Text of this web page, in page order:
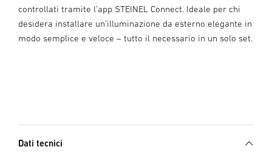
controllati tramite l’app STEINEL Connect. Ideale per chi
desidera installare un’illuminazione da esterno elegante in
modo semplice e veloce – tutto il necessario in un solo set.
Dati tecnici